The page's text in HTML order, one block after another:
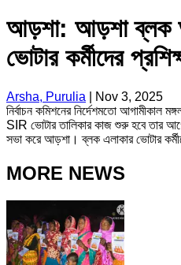
আড়শা: আড়শা ব্লক
ভোটার কর্মীদের
Arsha, Purulia
Nov 3, 2025
নির্বাচন কমিশনের নির্দেশমতো আগামীকাল
SIR ভোটার তালিকার কাজ শুরু হবে তার
সভা করে আড়শা। ব্লক এলাকার ভোটার
MORE NEWS